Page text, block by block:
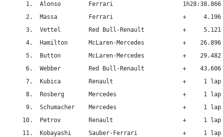
1.  Alonso        Ferrari                    1h28:38.866
2.  Massa         Ferrari                    +     4.196
3.  Vettel        Red Bull-Renault           +     5.121
4.  Hamilton      McLaren-Mercedes           +    26.896
5.  Button        McLaren-Mercedes           +    29.482
6.  Webber        Red Bull-Renault           +    43.606
7.  Kubica        Renault                    +     1 lap
8.  Rosberg       Mercedes                   +     1 lap
9.  Schumacher    Mercedes                   +     1 lap
10.  Petrov        Renault                    +     1 lap
11.  Kobayashi     Sauber-Ferrari             +     1 lap